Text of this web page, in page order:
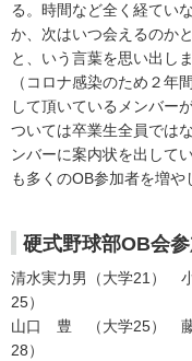
る。時間など全く経てい
か、次はいつ会えるのか
と、いう言葉を思い出し
（コロナ感染のため２年
して頂いているメンバー
ついては卒業生全員では
ンバーに案内状を出して
も多くのOB参加者を増や
硬式野球部OB会
清水実力男（大学21）
25）
山口 豊 （大学25） 藤
28）